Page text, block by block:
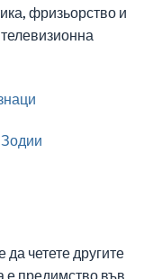
фризьорство и
четете другите
е предимство във